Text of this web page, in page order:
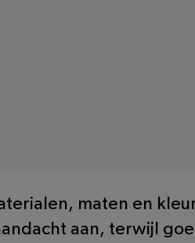
maten en
aan, terwijl